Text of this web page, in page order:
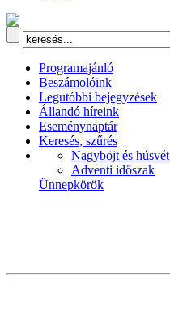
Programajánló
Beszámolóink
Legutóbbi bejegyzések
Állandó híreink
Eseménynaptár
Keresés, szűrés
Nagyböjt és húsvét
Adventi időszak
Ünnepkörök